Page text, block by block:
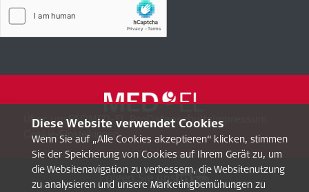
Über unsFAQMED-EL ProDatenschultzImpressum
Cookie-Einstellungen
Folgen Sie uns
Diese Website verwendet Cookies
Wenn Sie auf „Alle Cookies akzeptieren“ klicken, stimmen
Sie der Speicherung von Cookies auf Ihrem Gerät zu, um
die Websitenavigation zu verbessern, die Websitenutzung
zu analysieren und unsere Marketingbemühungen zu